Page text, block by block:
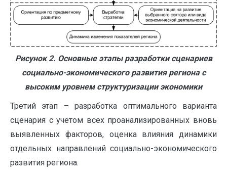
Рисунок 2. Основные этапы разработки сценариев
социально-экономического развития региона с
высоким уровнем структуризации экономики
Третий этап – разработка оптимального варианта
сценария с учетом всех проанализированных вновь
выявленных факторов, оценка влияния динамики
отдельных направлений социально-экономического
развития региона.